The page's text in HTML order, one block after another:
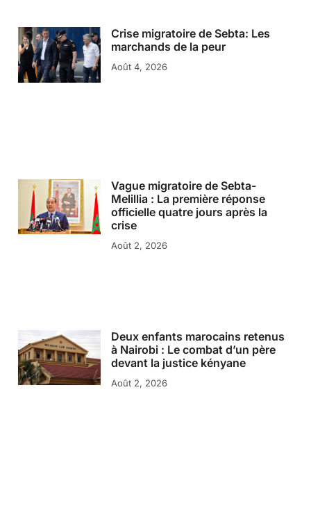
Crise migratoire de Sebta: Les
marchands de la peur
Août 4, 2026
Vague migratoire de Sebta-
Melillia : La première réponse
officielle quatre jours après la
crise
Août 2, 2026
Deux enfants marocains retenus
à Nairobi : Le combat d’un père
devant la justice kényane
Août 2, 2026